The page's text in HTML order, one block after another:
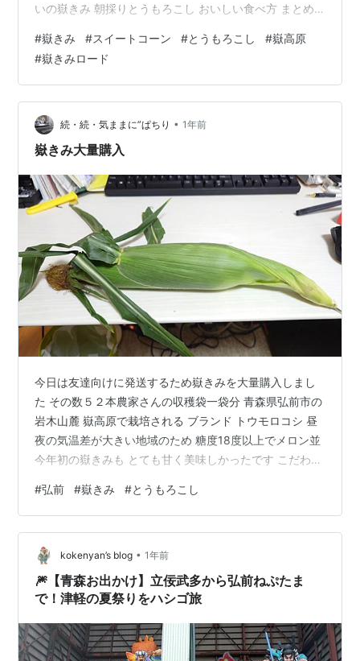
いの嶽きみ 朝採りとうもろこし おいしい食べ方 まとめ
ろにある崎野農園さんから購入しています。 東京にいる
親戚に発送して、自宅用は3本と枝豆を購入。
blog.tugarujikukan.info 初物の嶽きみと枝豆、めっちゃ
美味い。 朝採りとうもろこし お値段は例年通り 農家の
方が朝3時ころから、収穫する嶽きみは糖度が高い。…
#嶽きみ #スイートコーン #とうもろこし #嶽高原
#嶽きみロード
続・続・気ままに”ぱちり • 1年前
嶽きみ大量購入
今日は友達向けに発送するため嶽きみを大量購入しまし
た その数５２本農家さんの収穫袋一袋分 青森県弘前市の
岩木山麓 嶽高原で栽培される ブランド トウモロコシ 昼
夜の気温差が大きい地域のため 糖度18度以上でメロン並
今年初の嶽きみも とても甘く美味しかったです こだわり
送れと何度も釘を刺されました このお店は国道7号を弘
前市内から大鰐弘前インター方面に向かう途中を左に少
し入ったところにあるお店です 朝9時から何台も車が買
いに来ていました 糖度18度メロン級に甘い
#弘前 #嶽きみ #とうもろこし
kokenyan’s blog • 1年前
🎆【青森お出かけ】立佞武多から弘前ねぷたま
で！津軽の夏祭りをハシゴ旅